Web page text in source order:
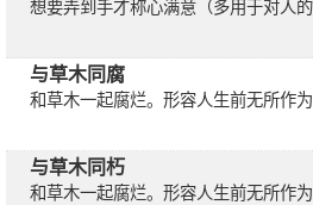
想要弄到手才称心满意（多用于对人的
与草木同腐
和草木一起腐烂。形容人生前无所作为
与草木同朽
和草木一起腐烂。形容人生前无所作为